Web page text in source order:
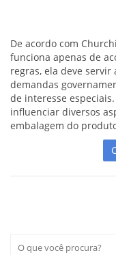
De acordo com
funciona apenas de
regras, ela deve servir
demandas
de interesse
influenciar diversos
embalagem do